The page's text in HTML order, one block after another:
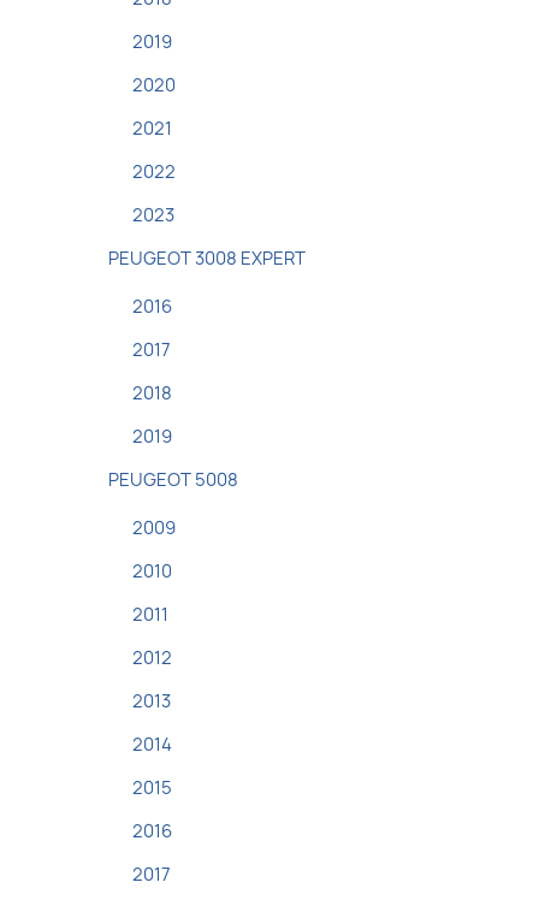
2019
2020
2021
2022
2023
PEUGEOT 3008 EXPERT
2016
2017
2018
2019
PEUGEOT 5008
2009
2010
2011
2012
2013
2014
2015
2016
2017